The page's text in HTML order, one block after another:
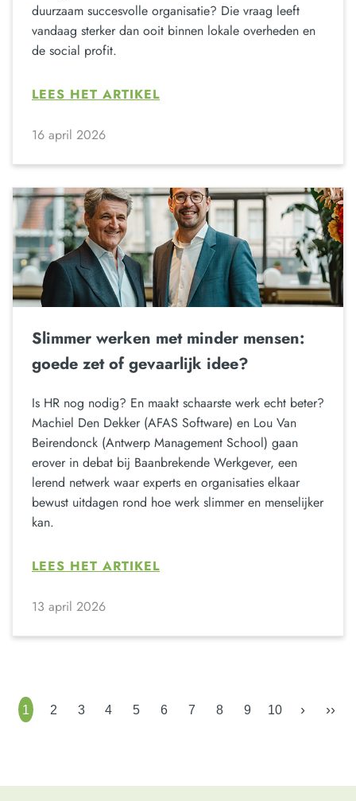
duurzaam succesvolle organisatie? Die vraag leeft
vandaag sterker dan ooit binnen lokale overheden en
de social profit.
LEES HET ARTIKEL
16 april 2026
Slimmer werken met minder mensen:
goede zet of gevaarlijk idee?
Is HR nog nodig? En maakt schaarste werk echt beter?
Machiel Den Dekker (AFAS Software) en Lou Van
Beirendonck (Antwerp Management School) gaan
erover in debat bij Baanbrekende Werkgever, een
lerend netwerk waar experts en organisaties elkaar
bewust uitdagen rond hoe werk slimmer en menselijker
kan.
LEES HET ARTIKEL
13 april 2026
1 2 3 4 5 6 7 8 9 10 › ››